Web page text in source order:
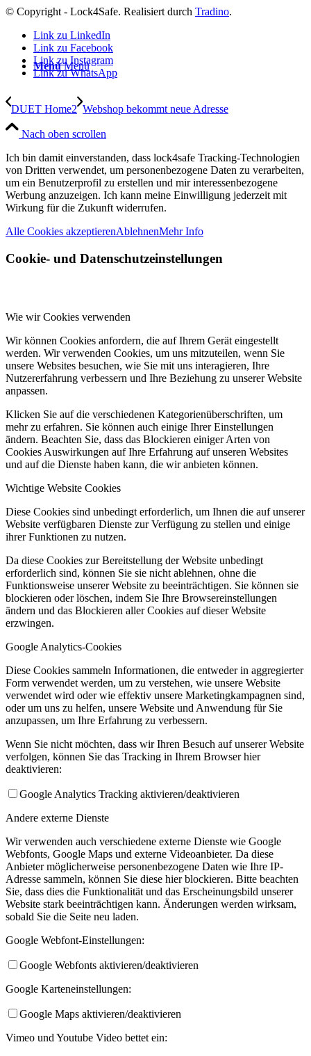
Menü Menü
© Copyright - Lock4Safe. Realisiert durch Tradino.
Link zu LinkedIn
Link zu Facebook
Link zu Instagram
Link zu WhatsApp
DUET Home2 Webshop bekommt neue Adresse
Nach oben scrollen
Ich bin damit einverstanden, dass lock4safe Tracking-Technologien
von Dritten verwendet, um personenbezogene Daten zu verarbeiten,
um ein Benutzerprofil zu erstellen und mir interessenbezogene
Werbung anzuzeigen. Ich kann meine Einwilligung jederzeit mit
Wirkung für die Zukunft widerrufen.
Alle Cookies akzeptierenAblehnenMehr Info
Cookie- und Datenschutzeinstellungen
Wie wir Cookies verwenden
Wir können Cookies anfordern, die auf Ihrem Gerät eingestellt
werden. Wir verwenden Cookies, um uns mitzuteilen, wenn Sie
unsere Websites besuchen, wie Sie mit uns interagieren, Ihre
Nutzererfahrung verbessern und Ihre Beziehung zu unserer Website
anpassen.
Klicken Sie auf die verschiedenen Kategorienüberschriften, um
mehr zu erfahren. Sie können auch einige Ihrer Einstellungen
ändern. Beachten Sie, dass das Blockieren einiger Arten von
Cookies Auswirkungen auf Ihre Erfahrung auf unseren Websites
und auf die Dienste haben kann, die wir anbieten können.
Wichtige Website Cookies
Diese Cookies sind unbedingt erforderlich, um Ihnen die auf unserer
Website verfügbaren Dienste zur Verfügung zu stellen und einige
ihrer Funktionen zu nutzen.
Da diese Cookies zur Bereitstellung der Website unbedingt
erforderlich sind, können Sie sie nicht ablehnen, ohne die
Funktionsweise unserer Website zu beeinträchtigen. Sie können sie
blockieren oder löschen, indem Sie Ihre Browsereinstellungen
ändern und das Blockieren aller Cookies auf dieser Website
erzwingen.
Google Analytics-Cookies
Diese Cookies sammeln Informationen, die entweder in aggregierter
Form verwendet werden, um zu verstehen, wie unsere Website
verwendet wird oder wie effektiv unsere Marketingkampagnen sind,
oder um uns zu helfen, unsere Website und Anwendung für Sie
anzupassen, um Ihre Erfahrung zu verbessern.
Wenn Sie nicht möchten, dass wir Ihren Besuch auf unserer Website
verfolgen, können Sie das Tracking in Ihrem Browser hier
deaktivieren:
Google Analytics Tracking aktivieren/deaktivieren
Andere externe Dienste
Wir verwenden auch verschiedene externe Dienste wie Google
Webfonts, Google Maps und externe Videoanbieter. Da diese
Anbieter möglicherweise personenbezogene Daten wie Ihre IP-
Adresse sammeln, können Sie diese hier blockieren. Bitte beachten
Sie, dass dies die Funktionalität und das Erscheinungsbild unserer
Website stark beeinträchtigen kann. Änderungen werden wirksam,
sobald Sie die Seite neu laden.
Google Webfont-Einstellungen:
Google Webfonts aktivieren/deaktivieren
Google Karteneinstellungen:
Google Maps aktivieren/deaktivieren
Vimeo und Youtube Video bettet ein: